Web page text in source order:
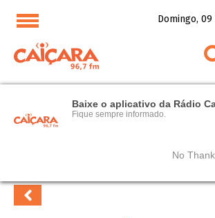
Baixe o aplicativo da Rádio
Fique sempre informado.
No
Domingo,